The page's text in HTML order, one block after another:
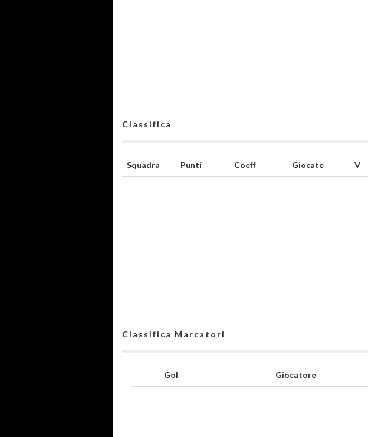
Classifica
Squadra Punti Coeff Giocate V
Classifica Marcatori
Gol Giocatore